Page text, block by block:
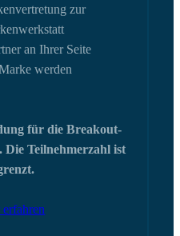
zur
an Ihrer Seite
werden
für die Breakout-
Die Teilnehmerzahl ist